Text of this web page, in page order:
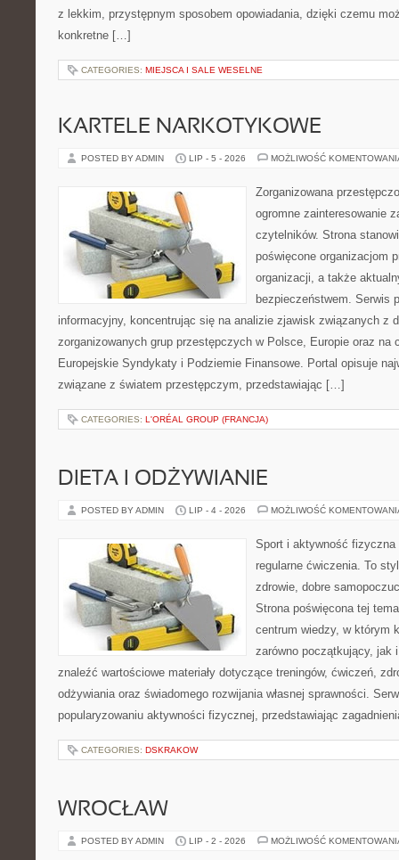
z lekkim, przystępnym sposobem opowiadania, dzięki czemu
konkretne […]
CATEGORIES: MIEJSCA I SALE WESELNE
KARTELE NARKOTYKOWE
POSTED BY ADMIN LIP - 5 - 2026 MOŻLIWOŚĆ
Zorganizowana
ogromne zainteresowanie
czytelników. Strona
poświęcone organizacjom
organizacji, a także
bezpieczeństwem. Serwis
informacyjny, koncentrując się na analizie zjawisk związanych z
zorganizowanych grup przestępczych w Polsce, Europie oraz na
Europejskie Syndykaty i Podziemie Finansowe. Portal opisuje
związane z światem przestępczym, przedstawiając […]
CATEGORIES: L'ORÉAL GROUP (FRANCJA)
DIETA I ODŻYWIANIE
POSTED BY ADMIN LIP - 4 - 2026 MOŻLIWOŚĆ
Sport i aktywność
regularne ćwiczenia. To
zdrowie, dobre
Strona poświęcona tej
centrum wiedzy, w którym
zarówno początkujący, jak
znaleźć wartościowe materiały dotyczące treningów, ćwiczeń,
odżywiania oraz świadomego rozwijania własnej sprawności.
popularyzowaniu aktywności fizycznej, przedstawiając
CATEGORIES: DSKRAKOW
WROCŁAW
POSTED BY ADMIN LIP - 2 - 2026 MOŻLIWOŚĆ